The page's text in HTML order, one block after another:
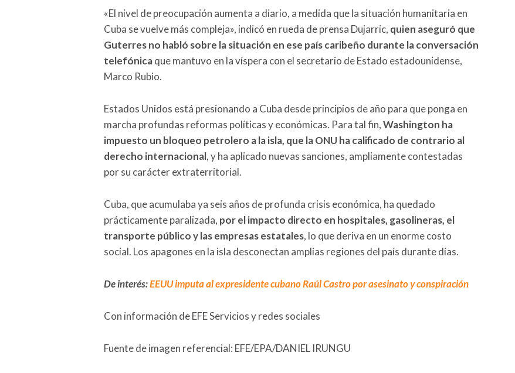
«El nivel de preocupación aumenta a diario, a medida que la situación humanitaria en
Cuba se vuelve más compleja», indicó en rueda de prensa Dujarric, quien aseguró que
Guterres no habló sobre la situación en ese país caribeño durante la conversación
telefónicaque mantuvo en la víspera con el secretario de Estado estadounidense,
Marco Rubio.
Estados Unidos está presionando a Cuba desde principios de año para que ponga en
marcha profundas reformas políticas y económicas. Para tal fin,Washington ha
impuesto un bloqueo petrolero a la isla, que la ONU ha calificado de contrario al
derecho internacional, y ha aplicado nuevas sanciones, ampliamente contestadas
por su carácter extraterritorial.
Cuba, que acumulaba ya seis años de profunda crisis económica, ha quedado
prácticamente paralizada, por el impacto directo en hospitales, gasolineras, el
transporte público y las empresas estatales, lo que deriva en un enorme costo
social. Los apagones en la isla desconectan amplias regiones del país durante días.
De interés:EEUU imputa al expresidente cubano Raúl Castro por asesinato y conspiración
Con información de EFE Servicios y redes sociales
Fuente de imagen referencial: EFE/EPA/DANIEL IRUNGU